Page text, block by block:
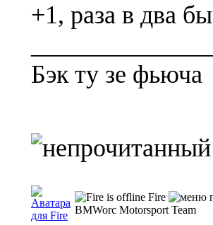
+1, раза в два бы
Бэк ту зе фьюча
Fire
BMWorc Motorsport Team